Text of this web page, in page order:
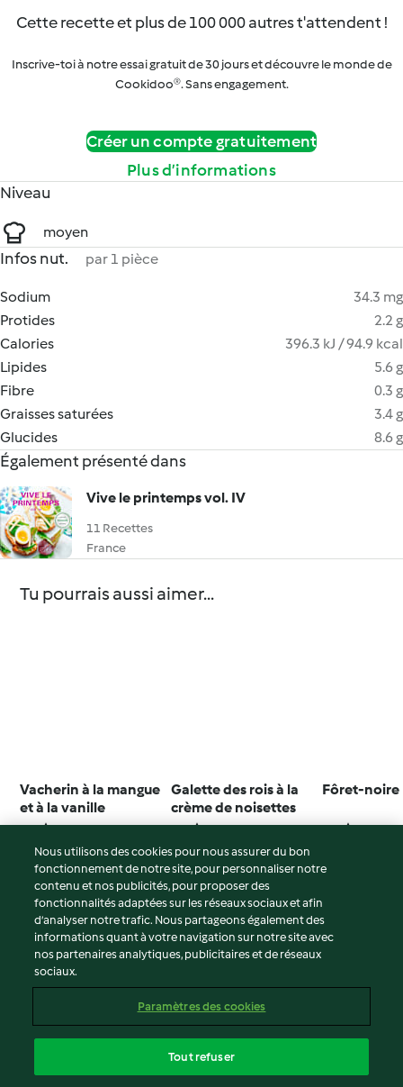
Cette recette et plus de 100 000 autres t'attendent !
Inscrive-toi à notre essai gratuit de 30 jours et découvre le monde de
Cookidoo®. Sans engagement.
Créer un compte gratuitement
Plus d’informations
Niveau
moyen
Infos nut. par 1 pièce
Sodium
34.3 mg
Protides
2.2 g
Calories
396.3 kJ / 94.9 kcal
Lipides
5.6 g
Fibre
0.3 g
Graisses saturées
3.4 g
Glucides
8.6 g
Également présenté dans
Vive le printemps vol. IV
11 Recettes
France
Tu pourrais aussi aimer...
Vacherin à la mangue
et à la vanille
4.6 (26)
Galette des rois à la
crème de noisettes
4.0 (7)
Fôret-noire
4.5 (24)
© Copyright 2026
Conditions d'utilisation
Politique de confidentialité
Mentions légales
Contenu du rapport
Nous utilisons des cookies pour nous assurer du bon
fonctionnement de notre site, pour personnaliser notre
contenu et nos publicités, pour proposer des
fonctionnalités adaptées sur les réseaux sociaux et afin
d’analyser notre trafic. Nous partageons également des
informations quant à votre navigation sur notre site avec
nos partenaires analytiques, publicitaires et de réseaux
sociaux.
Paramètres des cookies
Tout refuser